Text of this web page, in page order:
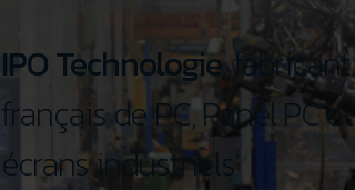
IPO Technologie, fabricant
français de PC, Panel PC et
écrans industriels